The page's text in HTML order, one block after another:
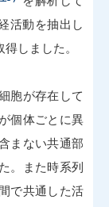
活動を抽出し
しました。
胞が存在して
個体ごとに異
まない共通部
。また時系列
で共通した活